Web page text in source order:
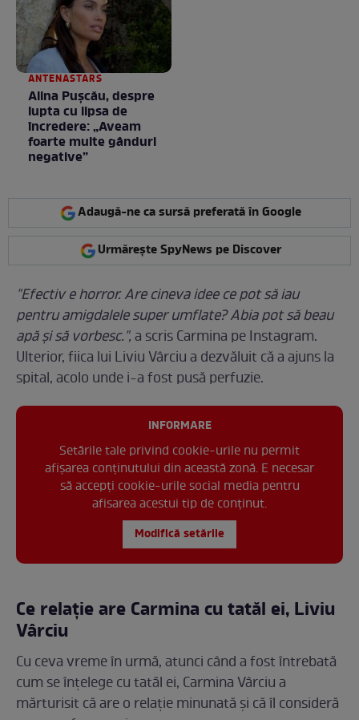
ANTENASTARS
Alina Pușcău, despre
lupta cu lipsa de
încredere: „Aveam
foarte multe gânduri
negative”
Adaugă-ne ca sursă preferată în Google
Urmărește SpyNews pe Discover
"Efectiv e horror. Are cineva idee ce pot să iau
pentru amigdalele super umflate? Abia pot să beau
apă și să vorbesc.",a scris Carmina pe Instagram.
Ulterior, fiica lui Liviu Vârciu a dezvăluit că a ajuns la
spital, acolo unde i-a fost pusă perfuzie.
INFORMARE
Setările tale privind cookie-urile nu permit
afișarea conținutului din această zonă. E necesar
să accepți cookie-urile social media pentru
afisarea acestui tip de conținut.
Modifică setările
Ce relație are Carmina cu tatăl ei, Liviu
Vârciu
Cu ceva vreme în urmă, atunci când a fost întrebată
cum se înțelege cu tatăl ei, Carmina Vârciu a
mărturisit că are o relație minunată și că îl consideră